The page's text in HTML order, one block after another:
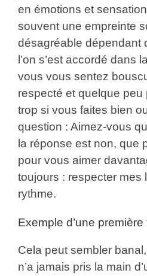
en émotions et
souvent une empreinte
désagréable dépendant
l’on s’est accordé dans
vous vous sentez
respecté et quelque
trop si vous faites bien
question : Aimez-vous
la réponse est non, que
pour vous aimer
toujours : respecter mes
rythme.
Exemple d’une première
Cela peut sembler
n’a jamais pris la main